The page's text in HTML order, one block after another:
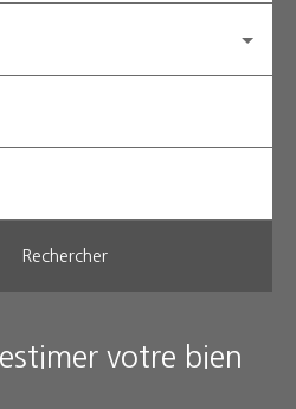
Rechercher
votre bien